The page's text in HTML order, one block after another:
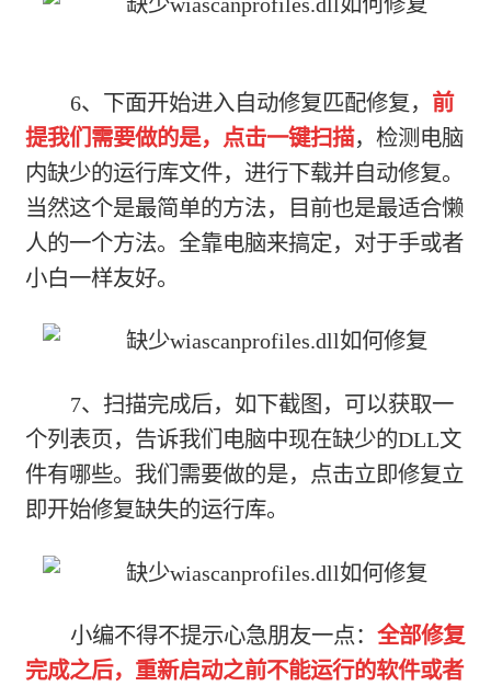
6、下面开始进入自动修复匹配修复， 前
提我们需要做的是，点击一键扫描，检测电脑
内缺少的运行库文件，进行下载并自动修复。
当然这个是最简单的方法，目前也是最适合懒
人的一个方法。全靠电脑来搞定，对于手或者
小白一样友好。
7、扫描完成后，如下截图，可以获取一
个列表页，告诉我们电脑中现在缺少的DLL文
件有哪些。我们需要做的是，点击立即修复立
即开始修复缺失的运行库。
小编不得不提示心急朋友一点： 全部修复
完成之后，重新启动之前不能运行的软件或者